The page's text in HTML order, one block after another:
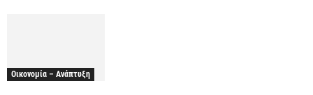
Οικονομία – Ανάπτυξη